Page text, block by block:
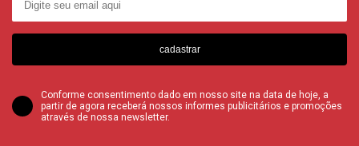
cadastrar
Conforme consentimento dado em nosso site na data de hoje, a
partir de agora receberá nossos informes publicitários e promoções
através de nossa newsletter.